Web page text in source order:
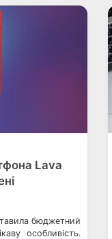
особистих
Lava
бюджетний
особливість.